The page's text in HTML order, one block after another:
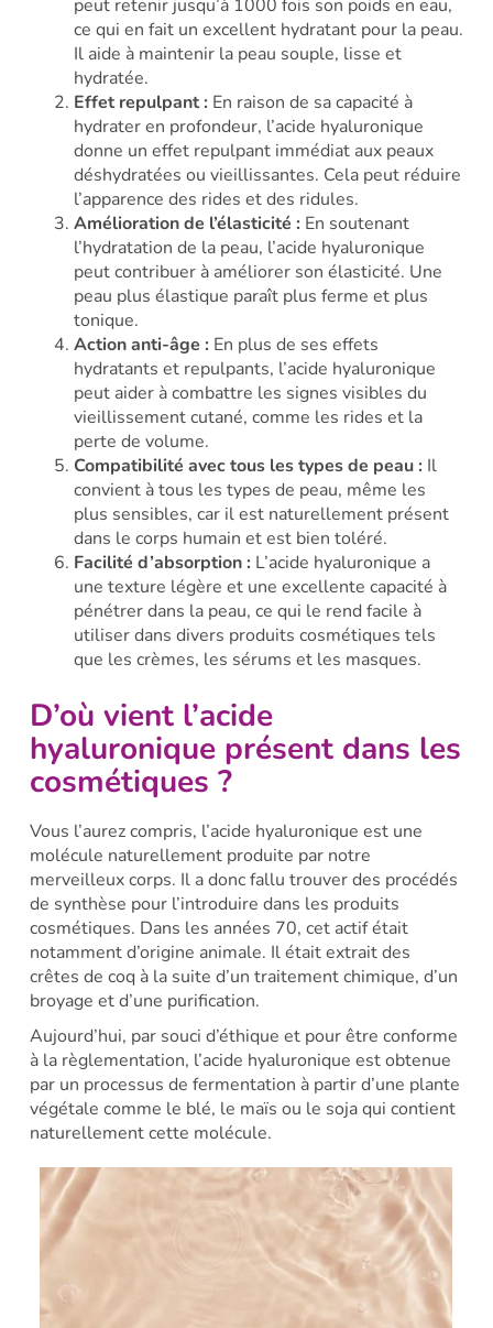
peut retenir jusqu’à 1000 fois son poids en eau,
ce qui en fait un excellent hydratant pour la peau.
Il aide à maintenir la peau souple, lisse et
hydratée.
Effet repulpant : En raison de sa capacité à
hydrater en profondeur, l’acide hyaluronique
donne un effet repulpant immédiat aux peaux
déshydratées ou vieillissantes. Cela peut réduire
l’apparence des rides et des ridules.
Amélioration de l’élasticité : En soutenant
l’hydratation de la peau, l’acide hyaluronique
peut contribuer à améliorer son élasticité. Une
peau plus élastique paraît plus ferme et plus
tonique.
Action anti-âge : En plus de ses effets
hydratants et repulpants, l’acide hyaluronique
peut aider à combattre les signes visibles du
vieillissement cutané, comme les rides et la
perte de volume.
Compatibilité avec tous les types de peau : Il
convient à tous les types de peau, même les
plus sensibles, car il est naturellement présent
dans le corps humain et est bien toléré.
Facilité d’absorption : L’acide hyaluronique a
une texture légère et une excellente capacité à
pénétrer dans la peau, ce qui le rend facile à
utiliser dans divers produits cosmétiques tels
que les crèmes, les sérums et les masques.
D’où vient l’acide
hyaluronique présent dans les
cosmétiques ?
Vous l’aurez compris, l’acide hyaluronique est une
molécule naturellement produite par notre
merveilleux corps. Il a donc fallu trouver des procédés
de synthèse pour l’introduire dans les produits
cosmétiques. Dans les années 70, cet actif était
notamment d’origine animale. Il était extrait des
crêtes de coq à la suite d’un traitement chimique, d’un
broyage et d’une purification.
Aujourd’hui, par souci d’éthique et pour être conforme
à la règlementation, l’acide hyaluronique est obtenue
par un processus de fermentation à partir d’une plante
végétale comme le blé, le maïs ou le soja qui contient
naturellement cette molécule.